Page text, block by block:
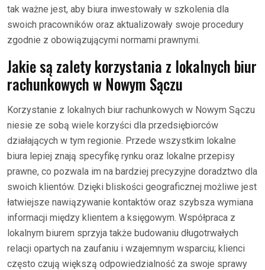
tak ważne jest, aby biura inwestowały w szkolenia dla
swoich pracowników oraz aktualizowały swoje procedury
zgodnie z obowiązującymi normami prawnymi.
Jakie są zalety korzystania z lokalnych biur
rachunkowych w Nowym Sączu
Korzystanie z lokalnych biur rachunkowych w Nowym Sączu
niesie ze sobą wiele korzyści dla przedsiębiorców
działających w tym regionie. Przede wszystkim lokalne
biura lepiej znają specyfikę rynku oraz lokalne przepisy
prawne, co pozwala im na bardziej precyzyjne doradztwo dla
swoich klientów. Dzięki bliskości geograficznej możliwe jest
łatwiejsze nawiązywanie kontaktów oraz szybsza wymiana
informacji między klientem a księgowym. Współpraca z
lokalnym biurem sprzyja także budowaniu długotrwałych
relacji opartych na zaufaniu i wzajemnym wsparciu; klienci
często czują większą odpowiedzialność za swoje sprawy